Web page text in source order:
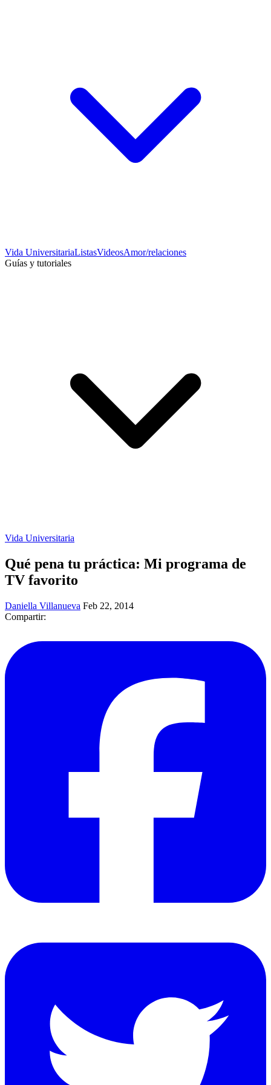
Vida UniversitariaListasVideosAmor/relaciones
Guías y tutoriales
Vida Universitaria
Qué pena tu práctica: Mi programa de
TV favorito
Daniella Villanueva Feb 22, 2014
Compartir: